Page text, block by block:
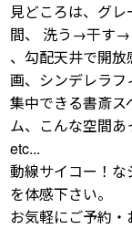
見どころは、グ
間、 洗う→干す→
、勾配天井で開
画、シンデレラ
集中できる書斎ス
ム、こんな空間
etc...
動線サイコー！
を体感下さい。
お気軽にご予約・